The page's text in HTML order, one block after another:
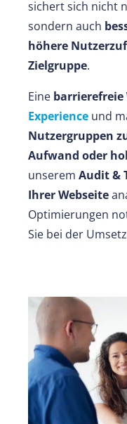
sichert sich nicht
sondern auch
höhere
Zielgruppe.
Eine barrierefreie
Experience und
Nutzergruppen
Aufwand oder
unserem Audit &
Ihrer Webseite
Optimierungen
Sie bei der